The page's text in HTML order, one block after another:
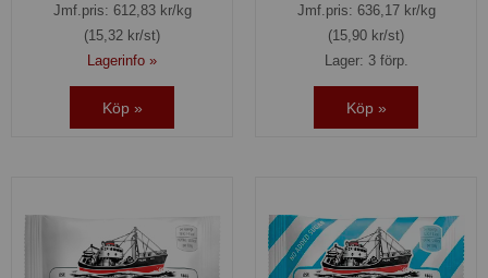
Jmf.pris: 612,83kr/kg
(15,32 kr/st)
Lagerinfo »
Köp »
Jmf.pris: 636,17kr/kg
(15,90 kr/st)
Lager: 3 förp.
Köp »